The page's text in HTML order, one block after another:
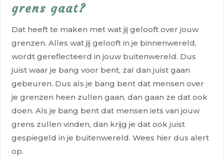
grens gaat?
Dat heeft te maken met wat jij gelooft over jouw
grenzen. Alles wat jij gelooft in je binnenwereld,
wordt gereflecteerd in jouw buitenwereld. Dus
juist waar je bang voor bent, zal dan juist gaan
gebeuren. Dus als je bang bent dat mensen over
je grenzen heen zullen gaan, dan gaan ze dat ook
doen. Als je bang bent dat mensen iets van jouw
grens zullen vinden, dan krijg je dat ook juist
gespiegeld in je buitenwereld. Wees hier dus alert
op.